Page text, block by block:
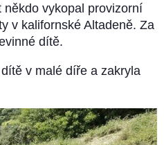
vykopal provizorní
v kalifornské Altadeně. Za
dítě.
v malé díře a zakryla